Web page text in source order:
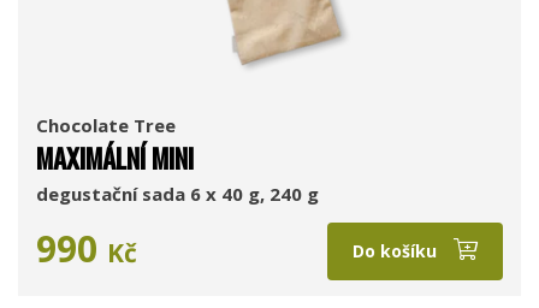
Chocolate Tree
MAXIMÁLNÍ MINI
degustační sada 6 x 40 g, 240 g
990 Kč Do košíku